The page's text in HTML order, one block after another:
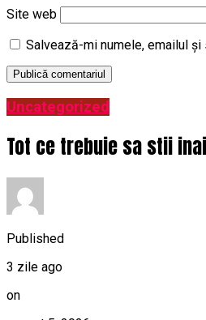
Site web
Salvează-mi numele, emailul
Uncategorized
Tot ce trebuie sa stii
Published
3 zile ago
on